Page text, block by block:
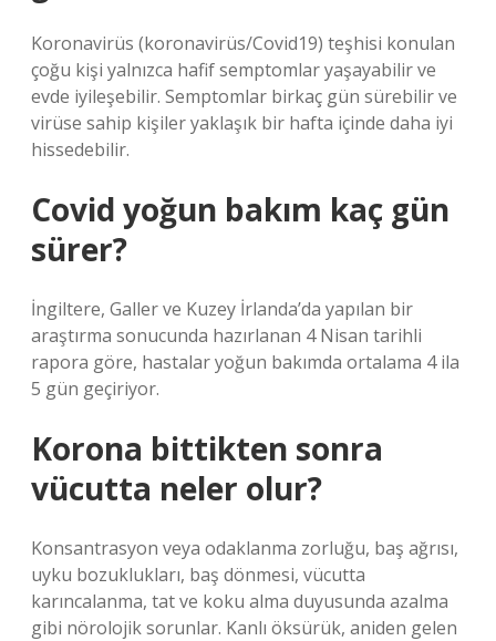
Koronavirüs (koronavirüs/Covid19) teşhisi konulan
çoğu kişi yalnızca hafif semptomlar yaşayabilir ve
evde iyileşebilir. Semptomlar birkaç gün sürebilir ve
virüse sahip kişiler yaklaşık bir hafta içinde daha iyi
hissedebilir.
Covid yoğun bakım kaç gün
sürer?
İngiltere, Galler ve Kuzey İrlanda’da yapılan bir
araştırma sonucunda hazırlanan 4 Nisan tarihli
rapora göre, hastalar yoğun bakımda ortalama 4 ila
5 gün geçiriyor.
Korona bittikten sonra
vücutta neler olur?
Konsantrasyon veya odaklanma zorluğu, baş ağrısı,
uyku bozuklukları, baş dönmesi, vücutta
karıncalanma, tat ve koku alma duyusunda azalma
gibi nörolojik sorunlar. Kanlı öksürük, aniden gelen